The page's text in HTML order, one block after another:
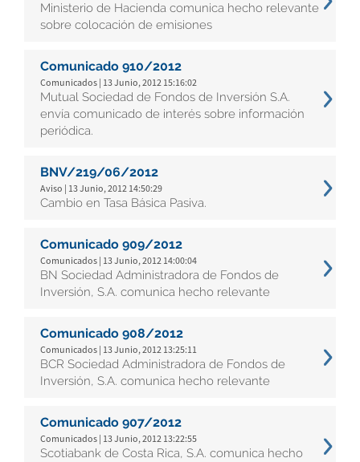
Ministerio de Hacienda comunica hecho relevante
sobre colocación de emisiones
Comunicado 910/2012
Comunicados | 13 Junio, 2012 15:16:02
Mutual Sociedad de Fondos de Inversión S.A.
envía comunicado de interés sobre información
periódica.
BNV/219/06/2012
Aviso | 13 Junio, 2012 14:50:29
Cambio en Tasa Básica Pasiva.
Comunicado 909/2012
Comunicados | 13 Junio, 2012 14:00:04
BN Sociedad Administradora de Fondos de
Inversión, S.A. comunica hecho relevante
Comunicado 908/2012
Comunicados | 13 Junio, 2012 13:25:11
BCR Sociedad Administradora de Fondos de
Inversión, S.A. comunica hecho relevante
Comunicado 907/2012
Comunicados | 13 Junio, 2012 13:22:55
Scotiabank de Costa Rica, S.A. comunica hecho